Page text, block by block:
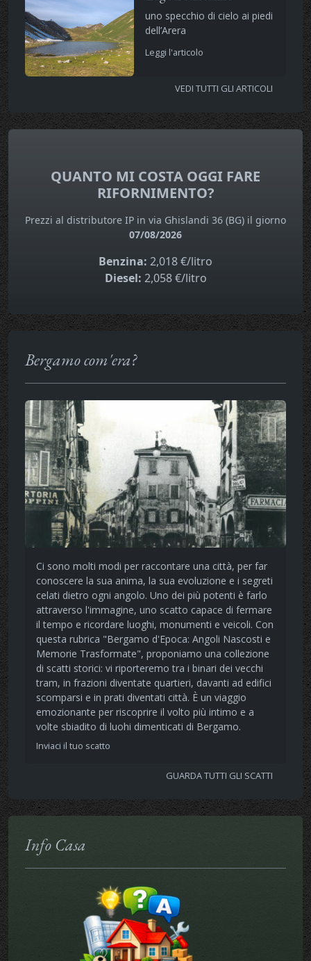
uno specchio di cielo ai piedi
dell’Arera
Leggi l'articolo
VEDI TUTTI GLI ARTICOLI
QUANTO MI COSTA OGGI FARE
RIFORNIMENTO?
Prezzi al distributore IP in via Ghislandi 36 (BG) il giorno
07/08/2026
Benzina: 2,018 €/litro
Diesel: 2,058 €/litro
Bergamo com'era?
Ci sono molti modi per raccontare una città, per far
conoscere la sua anima, la sua evoluzione e i segreti
celati dietro ogni angolo. Uno dei più potenti è farlo
attraverso l'immagine, uno scatto capace di fermare
il tempo e ricordare luoghi, monumenti e veicoli. Con
questa rubrica "Bergamo d'Epoca: Angoli Nascosti e
Memorie Trasformate", proponiamo una collezione
di scatti storici: vi riporteremo tra i binari dei vecchi
tram, in frazioni diventate quartieri, davanti ad edifici
scomparsi e in prati diventati città. È un viaggio
emozionante per riscoprire il volto più intimo e a
volte sbiadito di luohi dimenticati di Bergamo.
Inviaci il tuo scatto
GUARDA TUTTI GLI SCATTI
Info Casa